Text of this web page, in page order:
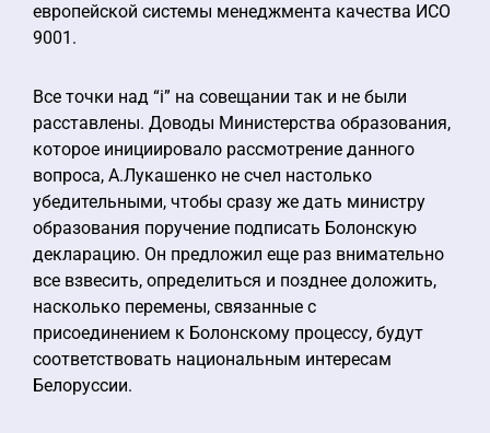
европейской системы менеджмента качества ИСО
9001.
Все точки над “i” на совещании так и не были
расставлены. Доводы Министерства образования,
которое инициировало рассмотрение данного
вопроса, А.Лукашенко не счел настолько
убедительными, чтобы сразу же дать министру
образования поручение подписать Болонскую
декларацию. Он предложил еще раз внимательно
все взвесить, определиться и позднее доложить,
насколько перемены, связанные с
присоединением к Болонскому процессу, будут
соответствовать национальным интересам
Белоруссии.